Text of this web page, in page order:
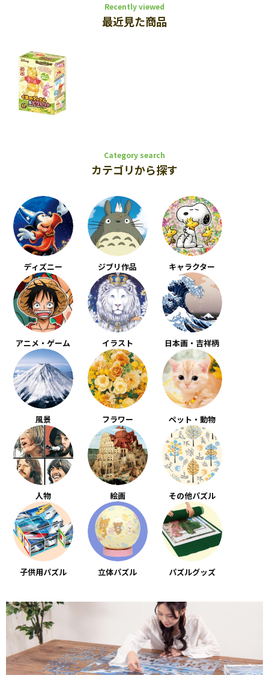
Recently viewed
最近見た商品
Category search
カテゴリから探す
ディズニー ジブリ作品 キャラクター
アニメ・ゲーム イラスト 日本画・吉祥柄
風景 フラワー ペット・動物
人物 絵画 その他パズル
子供用パズル 立体パズル パズルグッズ